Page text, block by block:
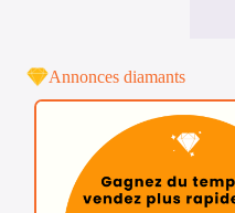
Annonces diamants